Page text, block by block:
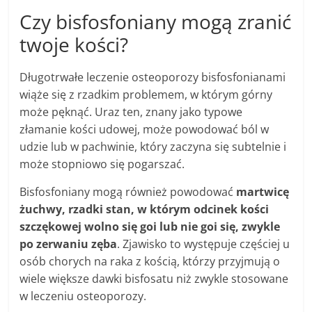
Czy bisfosfoniany mogą zranić
twoje kości?
Długotrwałe leczenie osteoporozy bisfosfonianami
wiąże się z rzadkim problemem, w którym górny
może pęknąć. Uraz ten, znany jako typowe
złamanie kości udowej, może powodować ból w
udzie lub w pachwinie, który zaczyna się subtelnie i
może stopniowo się pogarszać.
Bisfosfoniany mogą również powodować martwicę
żuchwy, rzadki stan, w którym odcinek kości
szczękowej wolno się goi lub nie goi się, zwykle
po zerwaniu zęba. Zjawisko to występuje częściej u
osób chorych na raka z kością, którzy przyjmują o
wiele większe dawki bisfosatu niż zwykle stosowane
w leczeniu osteoporozy.